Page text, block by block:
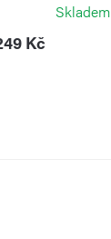
Skladem
Kč